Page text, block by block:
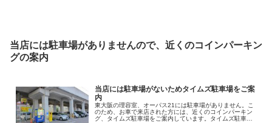
当店には駐車場がありませんので、近くのコインパーキン
グの案内
当店には駐車場がないためタイムズ駐車場をご案
内
東大阪の理容室、オーパス21には駐車場がありません。こ
のため、お車で来店された方には、近くのコインパーキン
グ、タイムズ駐車場をご案内しています。タイムズ駐車場